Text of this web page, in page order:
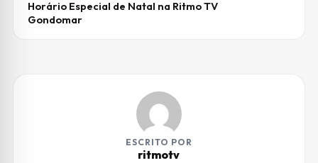
Horário Especial de Natal na Ritmo TV
Gondomar
ESCRITO POR
ritmotv